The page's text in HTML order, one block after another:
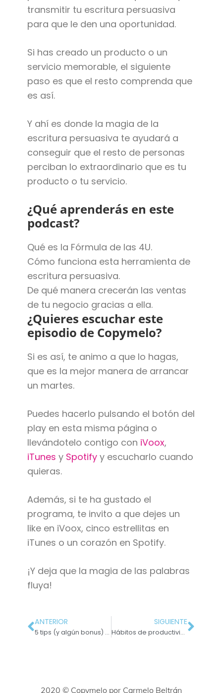
transmitir tu escritura persuasiva
para que le den una oportunidad.
Si has creado un producto o un
servicio memorable, el siguiente
paso es que el resto comprenda que
es así.
Y ahí es donde la magia de la
escritura persuasiva te ayudará a
conseguir que el resto de personas
perciban lo extraordinario que es tu
producto o tu servicio.
¿Qué aprenderás en este
podcast?
Qué es la Fórmula de las 4U.
Cómo funciona esta herramienta de
escritura persuasiva.
De qué manera crecerán las ventas
de tu negocio gracias a ella.
¿Quieres escuchar este
episodio de Copymelo?
Si es así, te animo a que lo hagas,
que es la mejor manera de arrancar
un martes.
Puedes hacerlo pulsando el botón del
play en esta misma página o
llevándotelo contigo con iVoox,
iTunes y Spotifyy escucharlo cuando
quieras.
Además, si te ha gustado el
programa, te invito a que dejes un
like en iVoox, cinco estrellitas en
iTunes o un corazón en Spotify.
¡Y deja que la magia de las palabras
fluya!
ANTERIOR
5 tips (y algún bonus) para escribir títulos con números irresistibles para tu cliente
SIGUIENTE
Hábitos de productividad #7: El poder de la resiliencia
2020 © Copymelo por Carmelo Beltrán